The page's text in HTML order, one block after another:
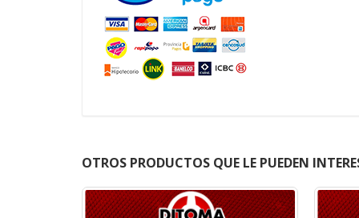
OTROS PRODUCTOS QUE LE PUEDEN